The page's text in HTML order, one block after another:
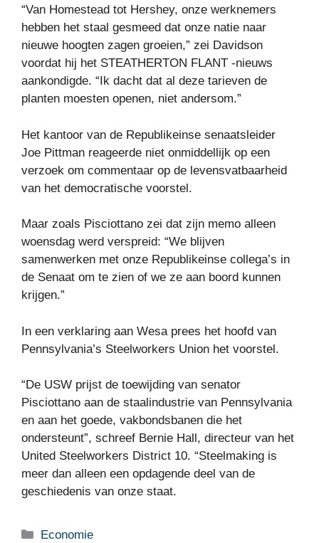
“Van Homestead tot Hershey, onze werknemers
hebben het staal gesmeed dat onze natie naar
nieuwe hoogten zagen groeien,” zei Davidson
voordat hij het STEATHERTON FLANT -nieuws
aankondigde. “Ik dacht dat al deze tarieven de
planten moesten openen, niet andersom.”
Het kantoor van de Republikeinse senaatsleider
Joe Pittman reageerde niet onmiddellijk op een
verzoek om commentaar op de levensvatbaarheid
van het democratische voorstel.
Maar zoals Pisciottano zei dat zijn memo alleen
woensdag werd verspreid: “We blijven
samenwerken met onze Republikeinse collega’s in
de Senaat om te zien of we ze aan boord kunnen
krijgen.”
In een verklaring aan Wesa prees het hoofd van
Pennsylvania’s Steelworkers Union het voorstel.
“De USW prijst de toewijding van senator
Pisciottano aan de staalindustrie van Pennsylvania
en aan het goede, vakbondsbanen die het
ondersteunt”, schreef Bernie Hall, directeur van het
United Steelworkers District 10. “Steelmaking is
meer dan alleen een opdagende deel van de
geschiedenis van onze staat.
Categorieën
Economie